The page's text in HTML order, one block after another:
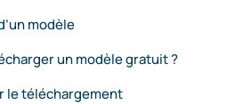
modèle
un modèle gratuit ?
le téléchargement